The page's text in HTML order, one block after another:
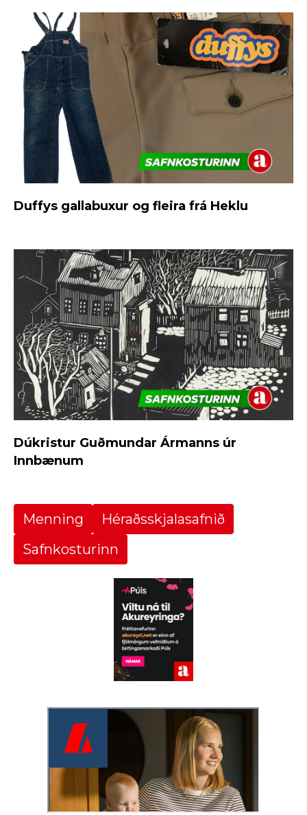
Duffys gallabuxur og fleira frá Heklu
Dúkristur Guðmundar Ármanns úr
Innbænum
Menning
Héraðsskjalasafnið
Safnkosturinn